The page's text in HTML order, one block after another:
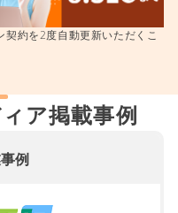
約を2度自動更新いただくこ
ア掲載事例
例